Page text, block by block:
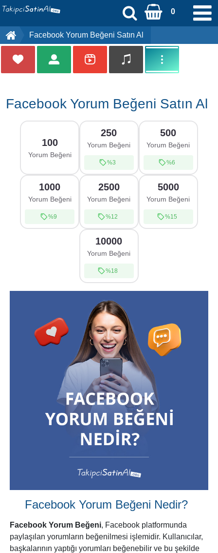
0
Kayıt Ol
Üye Girişi
Sipariş Durumu
Ödeme Bildirimi
Facebook Yorum Beğeni Satın Al
Facebook Yorum Beğeni Satın Al
100
Yorum Beğeni
250
Yorum Beğeni
%3
500
Yorum Beğeni
%6
1000
Yorum Beğeni
%9
2500
Yorum Beğeni
%12
5000
Yorum Beğeni
%15
10000
Yorum Beğeni
%18
Facebook Yorum Beğeni Nedir?
Facebook Yorum Beğeni, Facebook platformunda
paylaşılan yorumların beğenilmesi işlemidir. Kullanıcılar,
başkalarının yaptığı yorumları beğenebilir ve bu şekilde